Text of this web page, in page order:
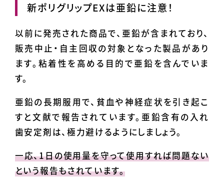
新ポリグリップEXは亜鉛に注意！
以前に発売された商品で、亜鉛が含まれており、
販売中止・自主回収の対象となった製品があり
ます。粘着性を高める目的で亜鉛を含んでいま
す。
亜鉛の長期服用で、貧血や神経症状を引き起こ
すと文献で報告されています。亜鉛含有の入れ
歯安定剤は、極力避けるようにしましょう。
一応、1日の使用量を守って使用すれば問題ない
という報告もされています。